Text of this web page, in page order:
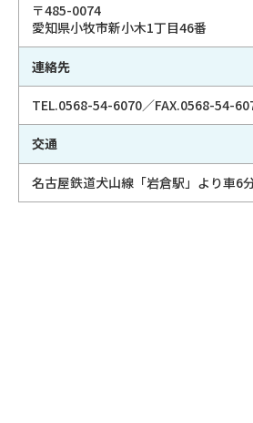
〒485-0074
愛知県小牧市新小木1丁目46番
連絡先
TEL.0568-54-6070／FAX.0568-54-
交通
名古屋鉄道犬山線「岩倉駅」より車